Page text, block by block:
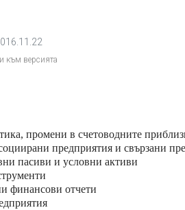
към версията
промени в счетоводните
предприятия и свързани
пасиви и условни активи
финансови отчети